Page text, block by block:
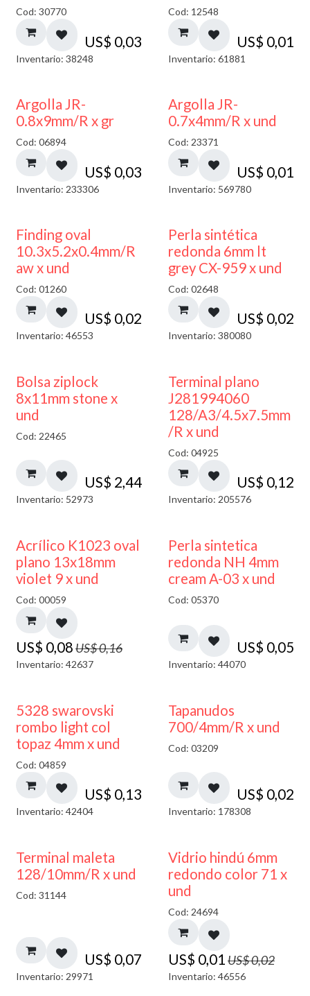
Cod: 30770
US$ 0,03
Inventario: 38248
Cod: 12548
US$ 0,01
Inventario: 61881
Argolla JR-
0.8x9mm/R x gr
Cod: 06894
US$ 0,03
Inventario: 233306
Argolla JR-
0.7x4mm/R x und
Cod: 23371
US$ 0,01
Inventario: 569780
Finding oval
10.3x5.2x0.4mm/R
aw x und
Cod: 01260
US$ 0,02
Inventario: 46553
Perla sintética
redonda 6mm lt
grey CX-959 x und
Cod: 02648
US$ 0,02
Inventario: 380080
¡NUEVO!
Bolsa ziplock
8x11mm stone x
und
Cod: 22465
US$ 2,44
Inventario: 52973
Terminal plano
J281994060
128/A3/4.5x7.5mm
/R x und
Cod: 04925
US$ 0,12
Inventario: 205576
50% DESCUENTO
Acrílico K1023 oval
plano 13x18mm
violet 9 x und
Cod: 00059
US$ 0,08US$0,16
Inventario: 42637
Perla sintetica
redonda NH 4mm
cream A-03 x und
Cod: 05370
US$ 0,05
Inventario: 44070
5328 swarovski
rombo light col
topaz 4mm x und
Cod: 04859
US$ 0,13
Inventario: 42404
Tapanudos
700/4mm/R x und
Cod: 03209
US$ 0,02
Inventario: 178308
Terminal maleta
128/10mm/R x und
Cod: 31144
US$ 0,07
Inventario: 29971
40% DESCUENTO
Vidrio hindú 6mm
redondo color 71 x
und
Cod: 24694
US$ 0,01US$0,02
Inventario: 46556